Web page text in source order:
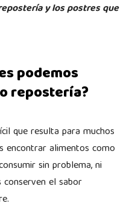
y los postres que
podemos
repostería?
que resulta para muchos
encontrar alimentos como
sin problema, ni
el sabor